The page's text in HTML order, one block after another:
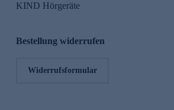
KIND Hörgeräte
Bestellung widerrufen
Widerrufsformular